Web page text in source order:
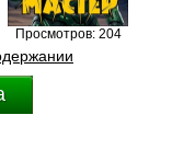
Просмотров: 204